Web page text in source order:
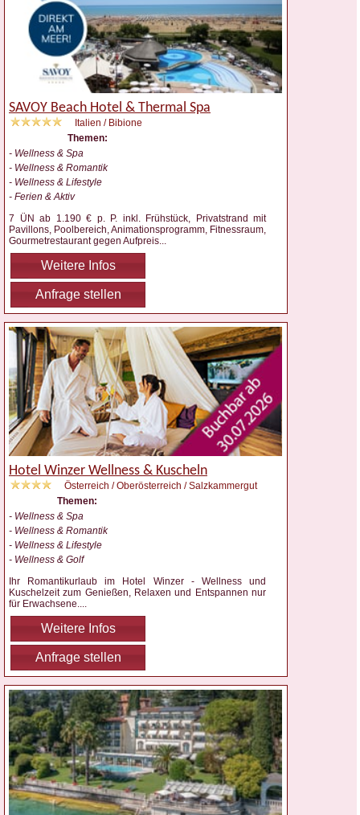
SAVOY Beach Hotel & Thermal Spa
Italien / Bibione
Themen:
- Wellness & Spa
- Wellness & Romantik
- Wellness & Lifestyle
- Ferien & Aktiv
7 ÜN ab 1.190 € p. P. inkl. Frühstück, Privatstrand mit
Pavillons, Poolbereich, Animationsprogramm, Fitnessraum,
Gourmetrestaurant gegen Aufpreis...
Weitere Infos
Anfrage stellen
Hotel Winzer Wellness & Kuscheln
Österreich / Oberösterreich / Salzkammergut
Themen:
- Wellness & Spa
- Wellness & Romantik
- Wellness & Lifestyle
- Wellness & Golf
Ihr Romantikurlaub im Hotel Winzer - Wellness und
Kuschelzeit zum Genießen, Relaxen und Entspannen nur
für Erwachsene....
Weitere Infos
Anfrage stellen